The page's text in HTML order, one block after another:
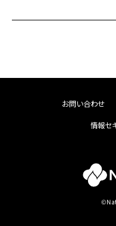
お問い合わせ
情報セ